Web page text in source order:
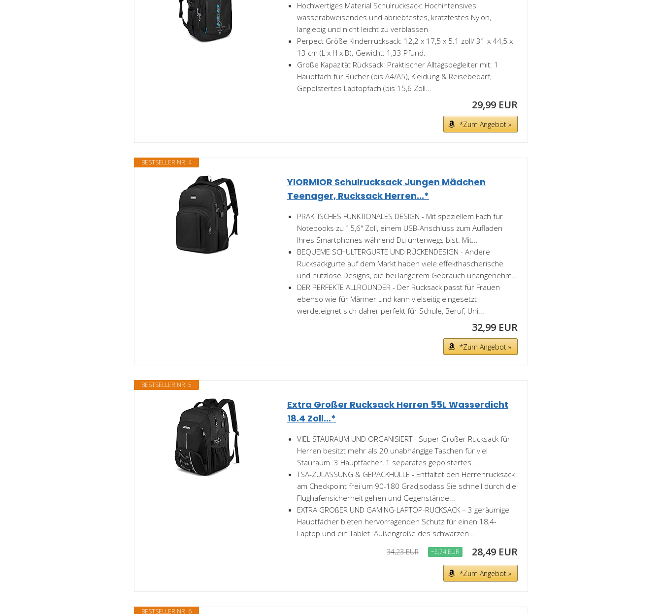
Hochwertiges Material Schulrucksack: Hochintensives
wasserabweisendes und abriebfestes, kratzfestes Nylon,
langlebig und nicht leicht zu verblassen
Perpect Größe Kinderrucksack: 12,2 x 17,5 x 5.1 zoll/ 31 x 44,5 x
13 cm (L x H x B); Gewicht: 1,33 Pfund.
Große Kapazität Rücksack: Praktischer Alltagsbegleiter mit: 1
Hauptfach für Bücher (bis A4/A5), Kleidung & Reisebedarf,
Gepolstertes Laptopfach (bis 15,6 Zoll...
29,99 EUR
*Zum Angebot »
BESTSELLER NR. 4
YIORMIOR Schulrucksack Jungen Mädchen
Teenager, Rucksack Herren...*
PRAKTISCHES FUNKTIONALES DESIGN - Mit speziellem Fach für
Notebooks zu 15,6" Zoll, einem USB-Anschluss zum Aufladen
Ihres Smartphones während Du unterwegs bist. Mit...
BEQUEME SCHULTERGURTE UND RÜCKENDESIGN - Andere
Rucksackgurte auf dem Markt haben viele effekthascherische
und nutzlose Designs, die bei längerem Gebrauch unangenehm...
DER PERFEKTE ALLROUNDER - Der Rucksack passt für Frauen
ebenso wie für Männer und kann vielseitig eingesetzt
werde.eignet sich daher perfekt für Schule, Beruf, Uni...
32,99 EUR
*Zum Angebot »
BESTSELLER NR. 5
Extra Großer Rucksack Herren 55L Wasserdicht
18.4 Zoll...*
VIEL STAURAUM UND ORGANISIERT - Super Großer Rucksack für
Herren besitzt mehr als 20 unabhängige Taschen für viel
Stauraum. 3 Hauptfächer, 1 separates gepolstertes...
TSA-ZULASSUNG & GEPÄCKHÜLLE - Entfaltet den Herrenrucksack
am Checkpoint frei um 90-180 Grad,sodass Sie schnell durch die
Flughafensicherheit gehen und Gegenstände...
EXTRA GROßER UND GAMING-LAPTOP-RUCKSACK – 3 geräumige
Hauptfächer bieten hervorragenden Schutz für einen 18,4-
Laptop und ein Tablet. Außengröße des schwarzen...
34,23 EUR −5,74 EUR 28,49 EUR
*Zum Angebot »
BESTSELLER NR. 6